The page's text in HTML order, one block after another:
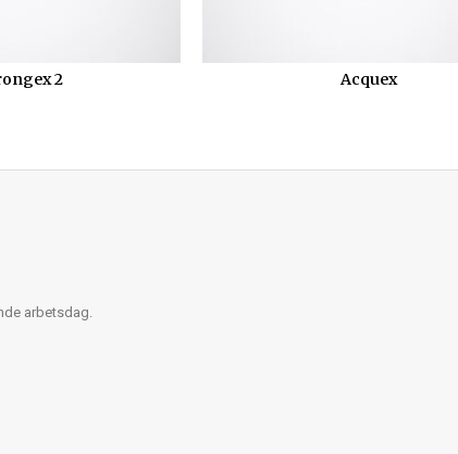
2 Acquex
arbetsdag.